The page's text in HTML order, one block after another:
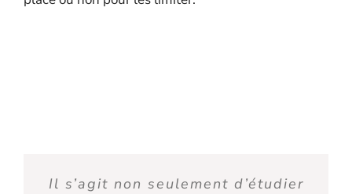
Il s’agit non seulement d’étudier